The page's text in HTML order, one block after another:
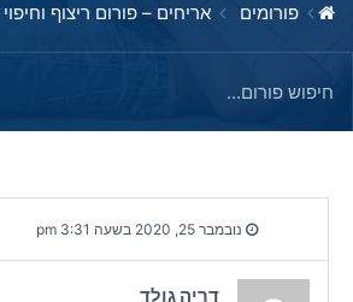
פורומים אריחים – פורום ריצוף וחיפוי
נובמבר 25, 2020 בשעה 3:31 pm
דריה גולד